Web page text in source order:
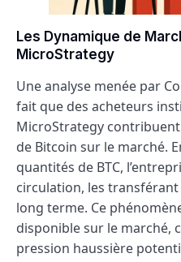
Les Dynamique de
MicroStrategy
Une analyse menée par
fait que des acheteurs
MicroStrategy
de Bitcoin sur le marché.
quantités de BTC,
circulation, les
long terme. Ce
disponible sur le marché,
pression haussière